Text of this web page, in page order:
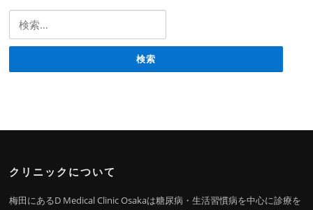
検索:
クリニックについて
梅田にあるD Medical Clinic Osakaは糖尿病・生活習慣病を中心に診療を